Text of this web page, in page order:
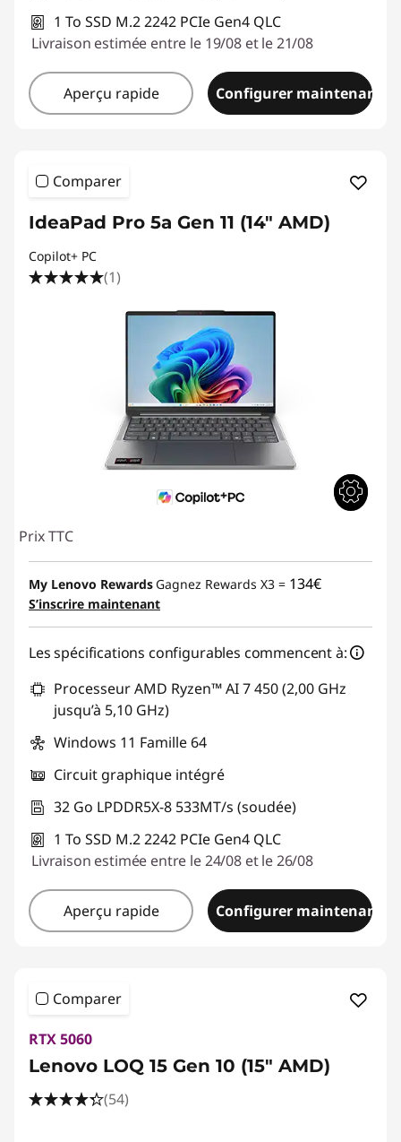
1 To SSD M.2 2242 PCIe Gen4 QLC
Livraison estimée entre le 19/08 et le 21/08
Aperçu rapide Configurer maintenant
Comparer
IdeaPad Pro 5a Gen 11 (14" AMD)
Copilot+ PC
(1)
Prix TTC
My Lenovo Rewards Gagnez Rewards X3 = 134€
S’inscrire maintenant
Les spécifications configurables commencent à:
Processeur AMD Ryzen™ AI 7 450 (2,00 GHz
jusqu’à 5,10 GHz)
Windows 11 Famille 64
Circuit graphique intégré
32 Go LPDDR5X-8 533MT/s (soudée)
1 To SSD M.2 2242 PCIe Gen4 QLC
Livraison estimée entre le 24/08 et le 26/08
Aperçu rapide Configurer maintenant
Comparer
RTX 5060
Lenovo LOQ 15 Gen 10 (15" AMD)
(54)